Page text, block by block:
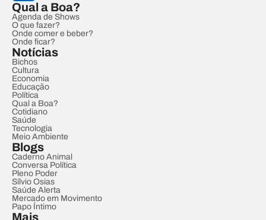
Qual a Boa?
Agenda de Shows
O que fazer?
Onde comer e beber?
Onde ficar?
Notícias
Bichos
Cultura
Economia
Educação
Política
Qual a Boa?
Cotidiano
Saúde
Tecnologia
Meio Ambiente
Blogs
Caderno Animal
Conversa Política
Pleno Poder
Sílvio Osias
Saúde Alerta
Mercado em Movimento
Papo Íntimo
Mais